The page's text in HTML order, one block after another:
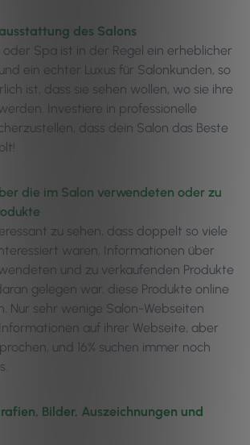
des Salons
oder Spa ist in der Regel ein erheblicher
ein echter Luxus für Salonkunden, so
ist, dass sie sehen wollen, wo sie ihre
Investiere in professionelle
dass dein Salon das Beste
die im Salon verwendeten oder zu
zu sehen, dass doppelt so viele
waren, Informationen über
und zu verkaufenden Produkte
gelegen war, diese Produkte online
Nur sehr wenige Salon-Webseiten
auf ihrer Webseite, aber
und 16% suchen immer noch
Bilder, Auszeichnungen und